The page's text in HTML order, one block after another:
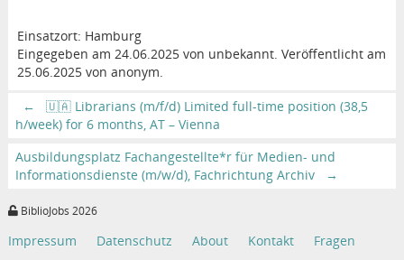
Einsatzort: Hamburg
Eingegeben am 24.06.2025 von unbekannt. Veröffentlicht am
25.06.2025 von anonym.
←
🇺🇦 Librarians (m/f/d) Limited full-time position (38,5
h/week) for 6 months, AT – Vienna
Ausbildungsplatz Fachangestellte*r für Medien- und
Informationsdienste (m/w/d), Fachrichtung Archiv
→
BiblioJobs 2026
Impressum Datenschutz About Kontakt Fragen